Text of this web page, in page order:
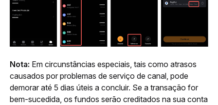
Nota: Em circunstâncias especiais, tais como atrasos
causados por problemas de serviço de canal, pode
demorar até 5 dias úteis a concluir. Se a transação for
bem-sucedida, os fundos serão creditados na sua conta